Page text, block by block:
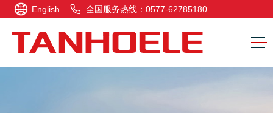
English 全国服务热线：0577-62785180